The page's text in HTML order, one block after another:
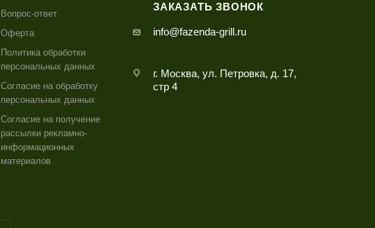
Вопрос-ответ
Оферта
Политика обработки
персональных данных
Согласие на обработку
персональных данных
Согласие на получение
рассылки рекламно-
информационных
материалов
ЗАКАЗАТЬ ЗВОНОК
info@fazenda-grill.ru
г. Москва, ул. Петровка, д. 17,
стр 4